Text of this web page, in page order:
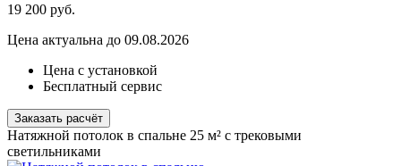
19 200 руб.
Цена актуальна до 09.08.2026
Цена с установкой
Бесплатный сервис
Заказать расчёт
Натяжной потолок в спальне 25 м² с трековыми
светильниками